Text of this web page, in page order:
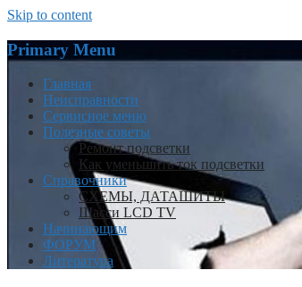
Skip to content
Primary Menu
Главная
Неисправности
Сервисное меню
Полезные советы
Ремонт подсветки
Как уменьшить ток подсветки
Справочники
СХЕМЫ, ДАТАШИТЫ
Шасси LCD TV
Начинающим
ФОРУМ
Литература